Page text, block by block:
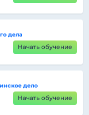
дела
Начать обучение
дело
Начать обучение